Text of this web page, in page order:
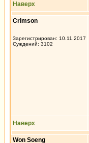
Наверх
Crimson
Зарегистрирован: 10.11.2017
Суждений: 3102
Наверх
Won Soeng